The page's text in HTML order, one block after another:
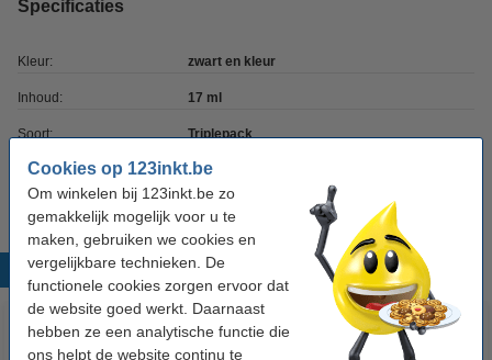
Cookies op 123inkt.be
Om winkelen bij 123inkt.be zo
gemakkelijk mogelijk voor u te
maken, gebruiken we cookies en
vergelijkbare technieken. De
functionele cookies zorgen ervoor dat
de website goed werkt. Daarnaast
hebben ze een analytische functie die
ons helpt de website continu te
Specificaties
Kleur: zwart en kleur
Inhoud: 17 ml
Soort: Triplepack
Nummer: 14N1807E
Populaire producten